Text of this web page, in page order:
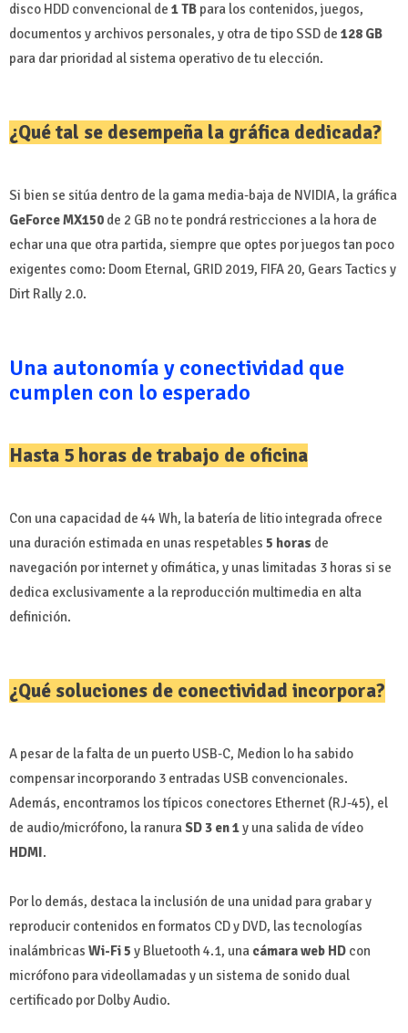
disco HDD convencional de 1 TB para los contenidos, juegos,
documentos y archivos personales, y otra de tipo SSD de 128 GB
para dar prioridad al sistema operativo de tu elección.
¿Qué tal se desempeña la gráfica dedicada?
Si bien se sitúa dentro de la gama media-baja de NVIDIA, la gráfica
GeForce MX150 de 2 GB no te pondrá restricciones a la hora de
echar una que otra partida, siempre que optes por juegos tan poco
exigentes como: Doom Eternal, GRID 2019, FIFA 20, Gears Tactics y
Dirt Rally 2.0.
Una autonomía y conectividad que
cumplen con lo esperado
Hasta 5 horas de trabajo de oficina
Con una capacidad de 44 Wh, la batería de litio integrada ofrece
una duración estimada en unas respetables 5 horas de
navegación por internet y ofimática, y unas limitadas 3 horas si se
dedica exclusivamente a la reproducción multimedia en alta
definición.
¿Qué soluciones de conectividad incorpora?
A pesar de la falta de un puerto USB-C, Medion lo ha sabido
compensar incorporando 3 entradas USB convencionales.
Además, encontramos los típicos conectores Ethernet (RJ-45), el
de audio/micrófono, la ranuraSD 3 en 1y una salida de vídeo
HDMI.
Por lo demás, destaca la inclusión de una unidad para grabar y
reproducir contenidos en formatos CD y DVD, las tecnologías
inalámbricas Wi-Fi 5 y Bluetooth 4.1, una cámara web HD con
micrófono para videollamadas y un sistema de sonido dual
certificado por Dolby Audio.